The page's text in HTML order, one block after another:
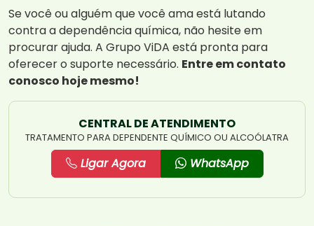
Se você ou alguém que você ama está lutando
contra a dependência química, não hesite em
procurar ajuda. A Grupo ViDA está pronta para
oferecer o suporte necessário. Entre em contato
conosco hoje mesmo!
CENTRAL DE ATENDIMENTO
TRATAMENTO PARA DEPENDENTE QUÍMICO OU ALCOÓLATRA
Ligar Agora WhatsApp